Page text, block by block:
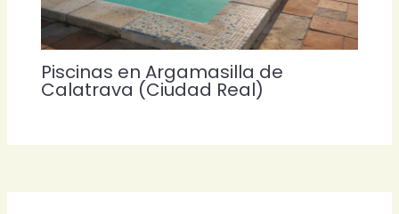
Piscinas en Argamasilla de
Calatrava (Ciudad Real)